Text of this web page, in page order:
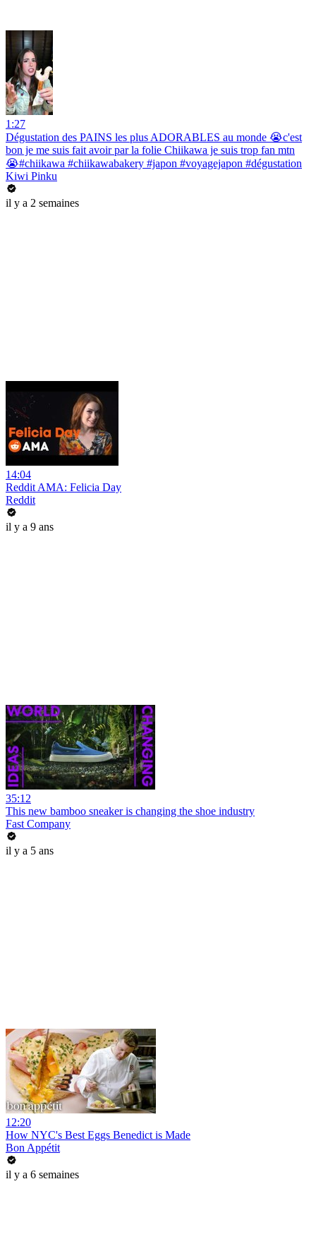
1:27
Dégustation des PAINS les plus ADORABLES au monde 😭c'est
bon je me suis fait avoir par la folie Chiikawa je suis trop fan mtn
😭#chiikawa #chiikawabakery #japon #voyagejapon #dégustation
Kiwi Pinku
il y a 2 semaines
14:04
Reddit AMA: Felicia Day
Reddit
il y a 9 ans
35:12
This new bamboo sneaker is changing the shoe industry
Fast Company
il y a 5 ans
12:20
How NYC's Best Eggs Benedict is Made
Bon Appétit
il y a 6 semaines